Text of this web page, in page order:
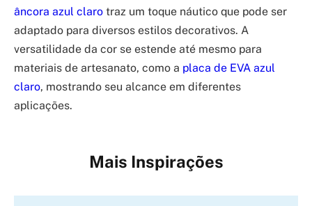
âncora azul claro traz um toque náutico que pode ser
adaptado para diversos estilos decorativos. A
versatilidade da cor se estende até mesmo para
materiais de artesanato, como a placa de EVA azul
claro, mostrando seu alcance em diferentes
aplicações.
Mais Inspirações